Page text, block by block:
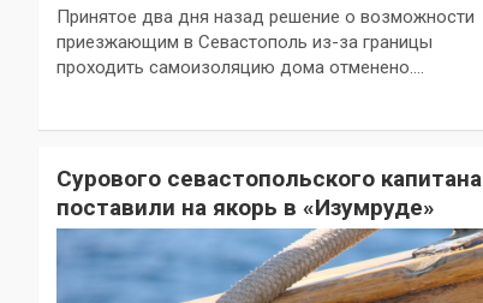
Принятое два дня назад решение о возможности
приезжающим в Севастополь из-за границы
проходить самоизоляцию дома отменено.…
Сурового севастопольского капитана
поставили на якорь в «Изумруде»